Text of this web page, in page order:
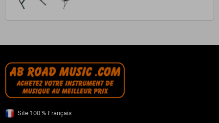
Site 100 % Français